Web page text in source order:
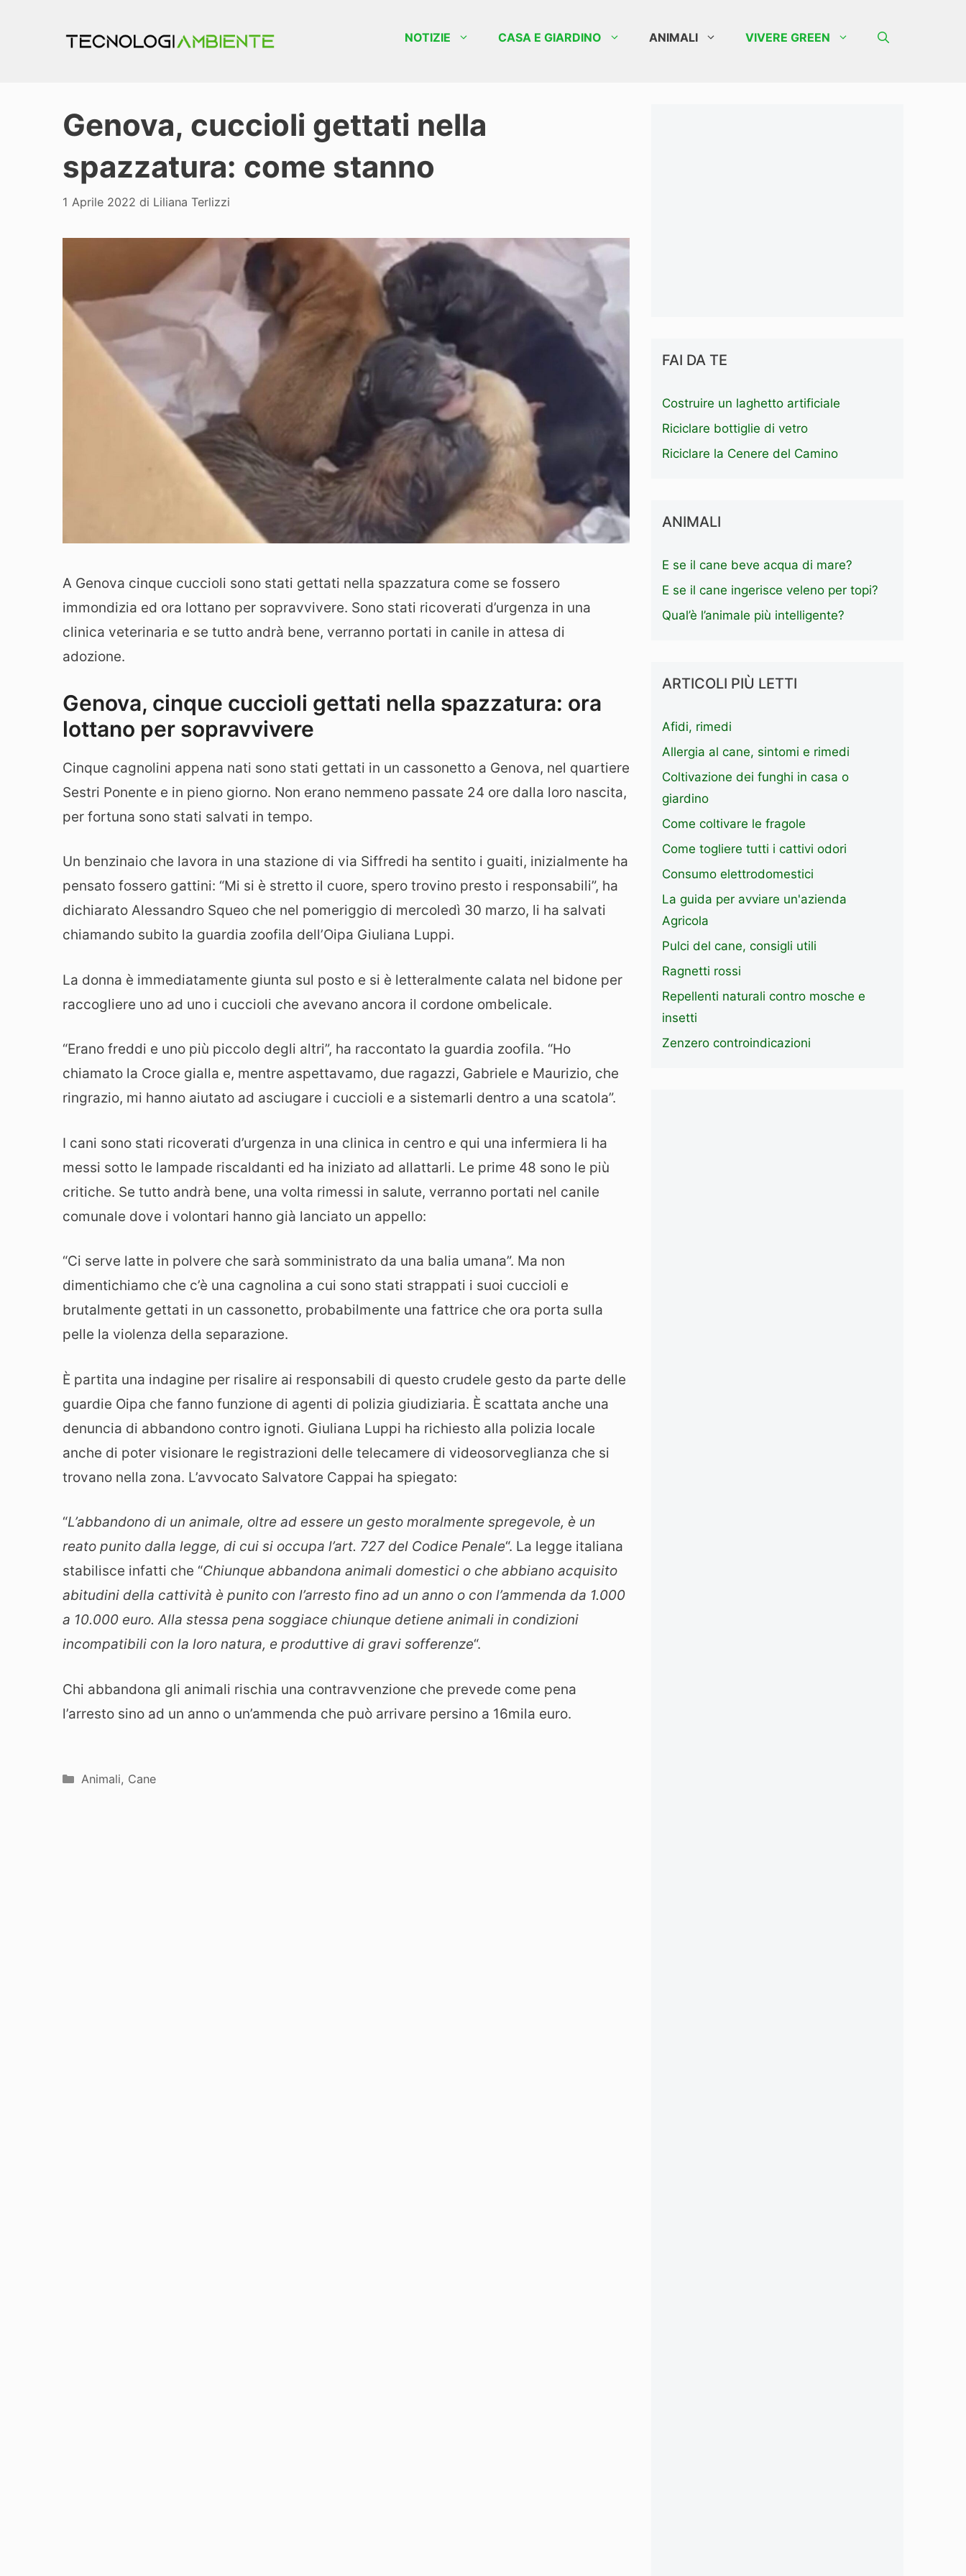
NOTIZIE CASA E GIARDINO ANIMALI VIVERE GREEN
Genova, cuccioli gettati nella
spazzatura: come stanno
1 Aprile 2022 di Liliana Terlizzi
A Genova cinque cuccioli sono stati gettati nella spazzatura come se fossero
immondizia ed ora lottano per sopravvivere. Sono stati ricoverati d’urgenza in una
clinica veterinaria e se tutto andrà bene, verranno portati in canile in attesa di
adozione.
Genova, cinque cuccioli gettati nella spazzatura: ora
lottano per sopravvivere
Cinque cagnolini appena nati sono stati gettati in un cassonetto a Genova, nel quartiere
Sestri Ponente e in pieno giorno. Non erano nemmeno passate 24 ore dalla loro nascita,
per fortuna sono stati salvati in tempo.
Un benzinaio che lavora in una stazione di via Siffredi ha sentito i guaiti, inizialmente ha
pensato fossero gattini: “Mi si è stretto il cuore, spero trovino presto i responsabili”, ha
dichiarato Alessandro Squeo che nel pomeriggio di mercoledì 30 marzo, li ha salvati
chiamando subito la guardia zoofila dell’Oipa Giuliana Luppi.
La donna è immediatamente giunta sul posto e si è letteralmente calata nel bidone per
raccogliere uno ad uno i cuccioli che avevano ancora il cordone ombelicale.
“Erano freddi e uno più piccolo degli altri”, ha raccontato la guardia zoofila. “Ho
chiamato la Croce gialla e, mentre aspettavamo, due ragazzi, Gabriele e Maurizio, che
ringrazio, mi hanno aiutato ad asciugare i cuccioli e a sistemarli dentro a una scatola”.
I cani sono stati ricoverati d’urgenza in una clinica in centro e qui una infermiera li ha
messi sotto le lampade riscaldanti ed ha iniziato ad allattarli. Le prime 48 sono le più
critiche. Se tutto andrà bene, una volta rimessi in salute, verranno portati nel canile
comunale dove i volontari hanno già lanciato un appello:
“Ci serve latte in polvere che sarà somministrato da una balia umana”. Ma non
dimentichiamo che c’è una cagnolina a cui sono stati strappati i suoi cuccioli e
brutalmente gettati in un cassonetto, probabilmente una fattrice che ora porta sulla
pelle la violenza della separazione.
È partita una indagine per risalire ai responsabili di questo crudele gesto da parte delle
guardie Oipa che fanno funzione di agenti di polizia giudiziaria. È scattata anche una
denuncia di abbandono contro ignoti. Giuliana Luppi ha richiesto alla polizia locale
anche di poter visionare le registrazioni delle telecamere di videosorveglianza che si
trovano nella zona. L’avvocato Salvatore Cappai ha spiegato:
“L’abbandono di un animale, oltre ad essere un gesto moralmente spregevole, è un
reato punito dalla legge, di cui si occupa l’art. 727 del Codice Penale“. La legge italiana
stabilisce infatti che “Chiunque abbandona animali domestici o che abbiano acquisito
abitudini della cattività è punito con l’arresto fino ad un anno o con l’ammenda da 1.000
a 10.000 euro. Alla stessa pena soggiace chiunque detiene animali in condizioni
incompatibili con la loro natura, e produttive di gravi sofferenze“.
Chi abbandona gli animali rischia una contravvenzione che prevede come pena
l’arresto sino ad un anno o un’ammenda che può arrivare persino a 16mila euro.
Categorie
Animali, Cane
FAI DA TE
Costruire un laghetto artificiale
Riciclare bottiglie di vetro
Riciclare la Cenere del Camino
ANIMALI
E se il cane beve acqua di mare?
E se il cane ingerisce veleno per topi?
Qual’è l’animale più intelligente?
ARTICOLI PIÙ LETTI
Afidi, rimedi
Allergia al cane, sintomi e rimedi
Coltivazione dei funghi in casa o
giardino
Come coltivare le fragole
Come togliere tutti i cattivi odori
Consumo elettrodomestici
La guida per avviare un'azienda
Agricola
Pulci del cane, consigli utili
Ragnetti rossi
Repellenti naturali contro mosche e
insetti
Zenzero controindicazioni